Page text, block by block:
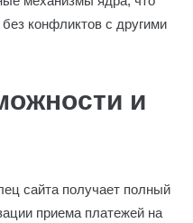
конфликтов с другими
и
сайта получает полный
приема платежей на